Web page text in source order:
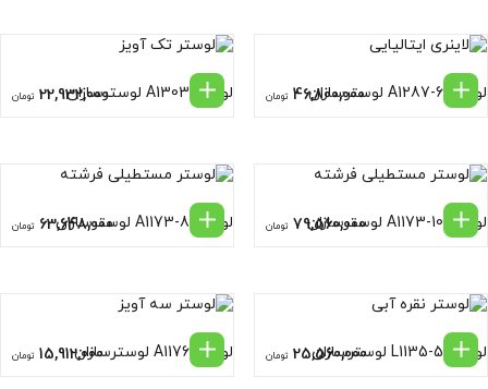
لوستر A1287-6 لوسترسازان 46,800,000 تومان لوستر A1303 لوسترسازان 22,932,000 تومان
لوستر A1173-10 لوسترسازان 79,560,000 تومان لوستر A1173-8 لوسترسازان 63,648,000 تومان
لوستر L1135-5 لوسترسازان 25,560,000 تومان لوستر A1176 لوسترسازان 15,912,000 تومان